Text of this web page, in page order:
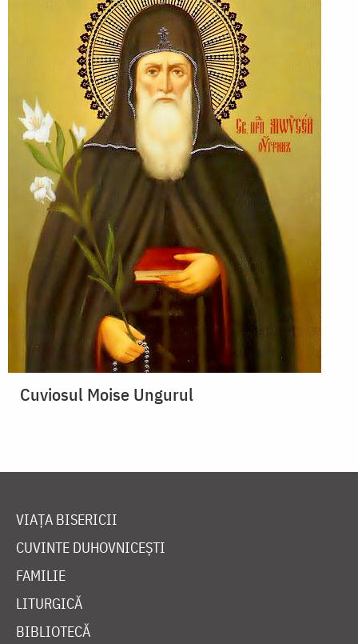
Cuviosul Moise Ungurul
VIAȚA BISERICII
CUVINTE DUHOVNICEȘTI
FAMILIE
LITURGICĂ
BIBLIOTECĂ